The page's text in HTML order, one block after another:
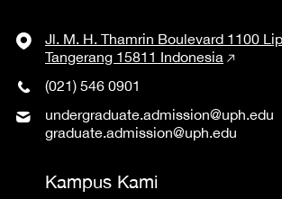
Jl. M. H. Thamrin Boulevard 1100
Tangerang 15811 Indonesia
(021) 546 0901
undergraduate.admission@uph.edu
graduate.admission@uph.edu
Kampus Kami